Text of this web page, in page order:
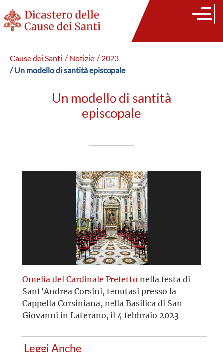
Cause dei Santi / Notizie / 2023
/ Un modello di santità episcopale
Un modello di santità
episcopale
Omelia del Cardinale Prefetto nella festa di
Sant’Andrea Corsini, tenutasi presso la
Cappella Corsiniana, nella Basilica di San
Giovanni in Laterano, il 4 febbraio 2023
Leggi Anche